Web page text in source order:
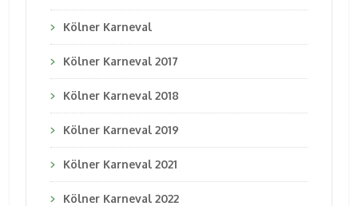
Kölner Karneval
Kölner Karneval 2017
Kölner Karneval 2018
Kölner Karneval 2019
Kölner Karneval 2021
Kölner Karneval 2022